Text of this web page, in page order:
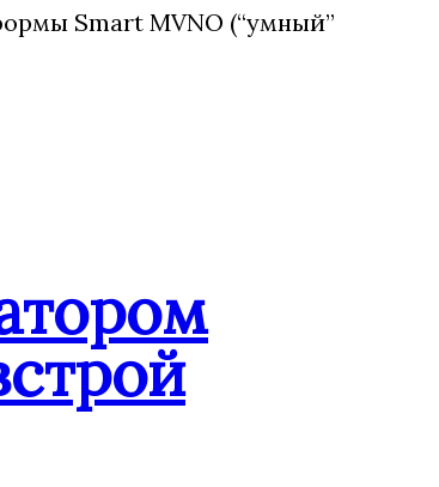
Smart MVNO (“умный”